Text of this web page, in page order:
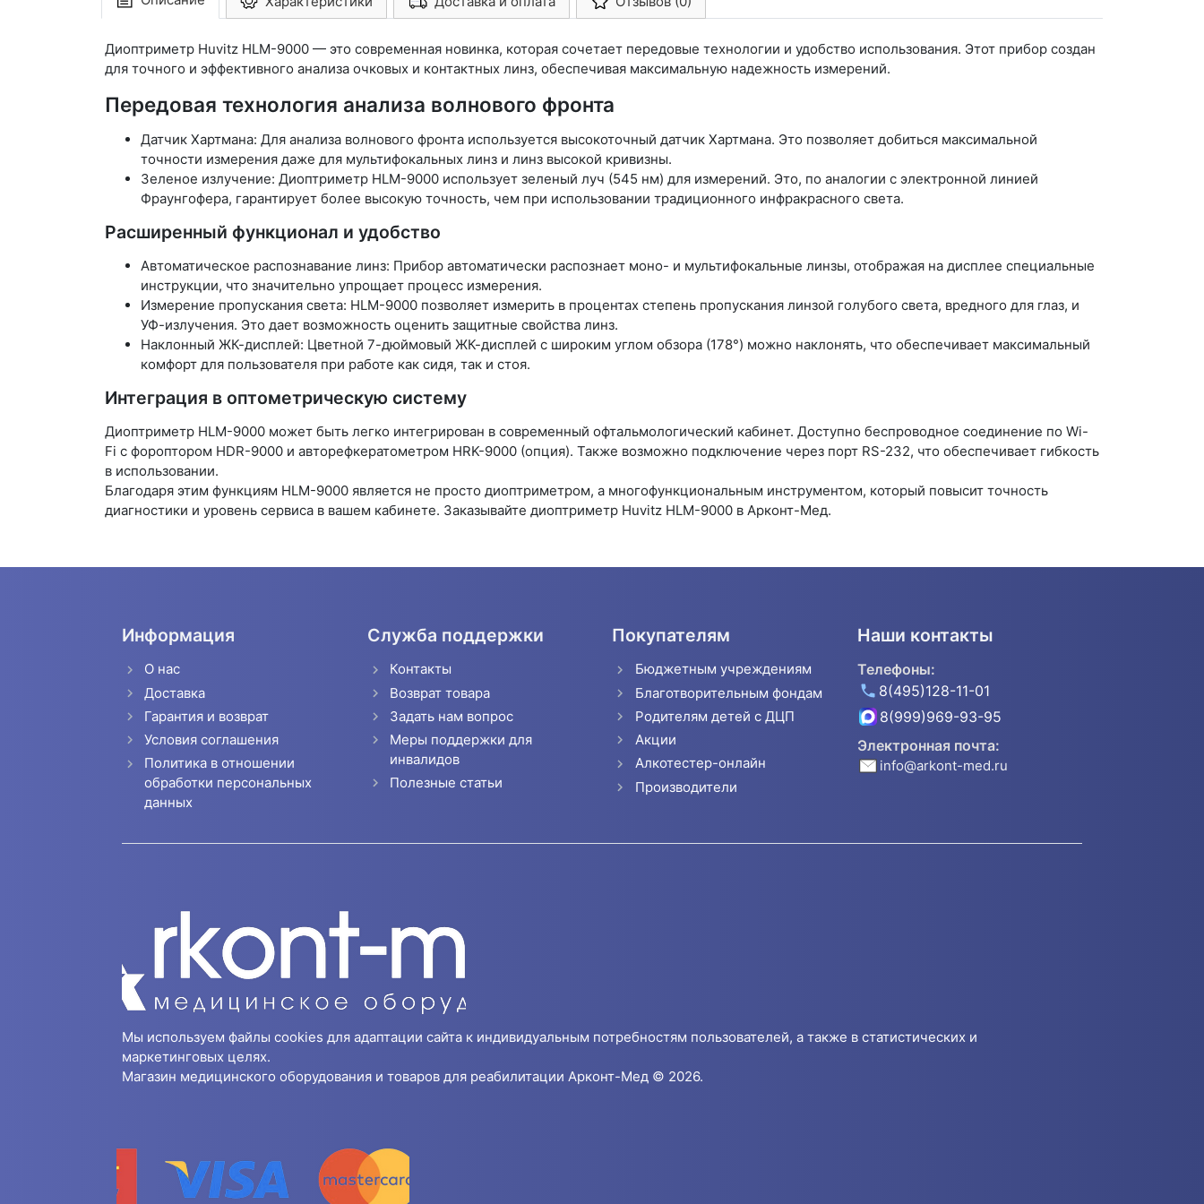
Арконт-Мед
Диоптриметр Huvitz HLM-9000 — это современная новинка, которая сочетает передовые технологии и удобство использования. Этот прибор создан
для точного и эффективного анализа очковых и контактных линз, обеспечивая максимальную надежность измерений.
Передовая технология анализа волнового фронта
Датчик Хартмана: Для анализа волнового фронта используется высокоточный датчик Хартмана. Это позволяет добиться максимальной
точности измерения даже для мультифокальных линз и линз высокой кривизны.
Зеленое излучение: Диоптриметр HLM-9000 использует зеленый луч (545 нм) для измерений. Это, по аналогии с электронной линией
Фраунгофера, гарантирует более высокую точность, чем при использовании традиционного инфракрасного света.
Расширенный функционал и удобство
Автоматическое распознавание линз: Прибор автоматически распознает моно- и мультифокальные линзы, отображая на дисплее специальные
инструкции, что значительно упрощает процесс измерения.
Измерение пропускания света: HLM-9000 позволяет измерить в процентах степень пропускания линзой голубого света, вредного для глаз, и
УФ-излучения. Это дает возможность оценить защитные свойства линз.
Наклонный ЖК-дисплей: Цветной 7-дюймовый ЖК-дисплей с широким углом обзора (178°) можно наклонять, что обеспечивает максимальный
комфорт для пользователя при работе как сидя, так и стоя.
Интеграция в оптометрическую систему
Диоптриметр HLM-9000 может быть легко интегрирован в современный офтальмологический кабинет. Доступно беспроводное соединение по Wi-
Fi с фороптором HDR-9000 и авторефкератометром HRK-9000 (опция). Также возможно подключение через порт RS-232, что обеспечивает гибкость
в использовании.
Благодаря этим функциям HLM-9000 является не просто диоптриметром, а многофункциональным инструментом, который повысит точность
диагностики и уровень сервиса в вашем кабинете. Заказывайте диоптриметр Huvitz HLM-9000 в Арконт-Мед.
Информация
О нас
Доставка
Гарантия и возврат
Условия соглашения
Политика в отношении
обработки персональных
данных
Служба поддержки
Контакты
Возврат товара
Задать нам вопрос
Меры поддержки для
инвалидов
Полезные статьи
Покупателям
Бюджетным учреждениям
Благотворительным фондам
Родителям детей с ДЦП
Акции
Алкотестер-онлайн
Производители
Наши контакты
Телефоны:
8(495)128-11-01
8(999)969-93-95
Электронная почта:
info@arkont-med.ru
Мы используем файлы cookies для адаптации сайта к индивидуальным потребностям пользователей, а также в статистических и
маркетинговых целях.
Магазин медицинского оборудования и товаров для реабилитации Арконт-Мед © 2026.